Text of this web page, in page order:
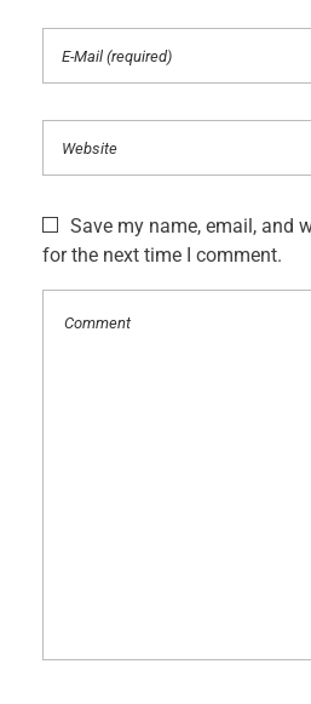
Save my name, email, and
for the next time I comment.